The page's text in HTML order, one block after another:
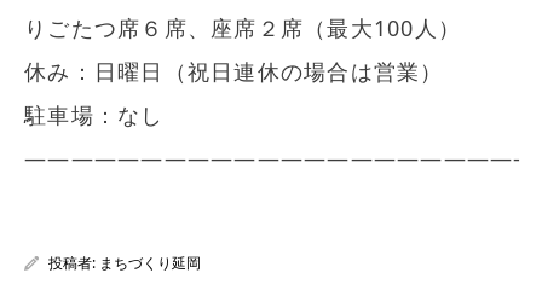
りごたつ席６席、座席２席（最大100人）
休み：日曜日（祝日連休の場合は営業）
駐車場：なし
—————————————————————-
投稿者: まちづくり延岡